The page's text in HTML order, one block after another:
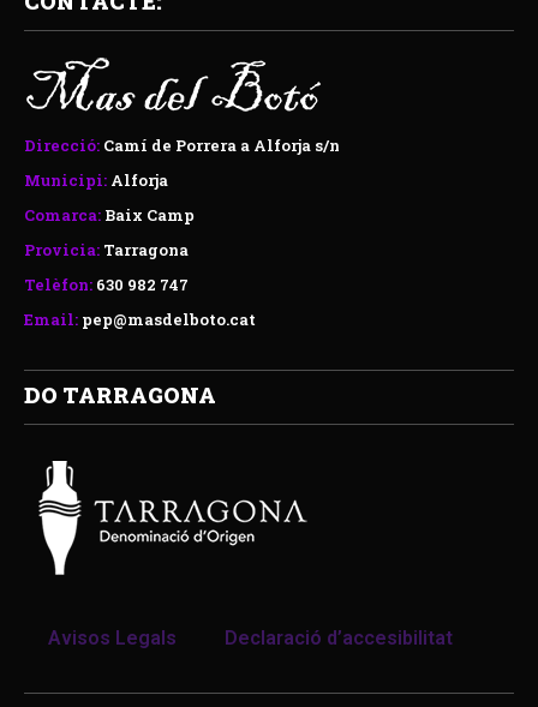
Direcció: Camí de Porrera a Alforja s/n
Municipi: Alforja
Comarca: Baix Camp
Provicia: Tarragona
Telèfon: 630 982 747
Email: pep@masdelboto.cat
DO TARRAGONA
Avisos Legals Declaració d’accesibilitat